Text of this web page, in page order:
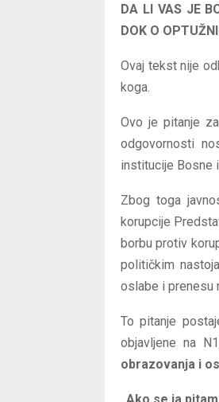
DA LI VAS JE
DOK O
Ovaj tekst nije
koga.
Ovo je pitanje
odgovornosti
institucije Bosne
Zbog toga
korupcije
borbu protiv
političkim
oslabe i prenesu
To pitanje
objavljene na
obrazovanja i